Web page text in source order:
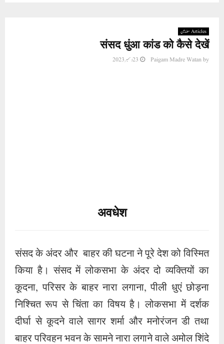
Articles مضامین
संसद धुंआ कांड को कैसे देखें
by
Paigam Madre Watan 23 دسمبر 2023
बाहर परिवहन भवन के सामने नारा लगाने वाले अमोल शिंदे
स्मोक था। हालांकि इन सबके बीच संबंध था और इस
कारण तारतम्यता भी, लेकिन बाहर सड़क पर परिवहन
भवन के सामने कोई भी खड़ा होगा, नारा लगाएगा या धुआं
छोड़ सकता है। उसे सुरक्षा चूक नहीं कहा जा सकता
क्योंकि वह खुली जगह है। अंदर की घटना को सुरक्षा चूक
कहने में इसलिए हर्ज नहीं है क्योंकि सागर और मनोरंजन